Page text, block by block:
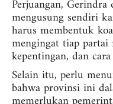
Perjuangan,
mengusung sendiri
harus membentuk
mengingat tiap
kepentingan, dan
Selain itu, perlu
bahwa provinsi ini